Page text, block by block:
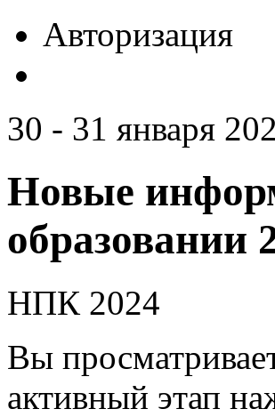
Авторизация
30 - 31 января
Новые
образовании
НПК 2024
Вы
активный этап